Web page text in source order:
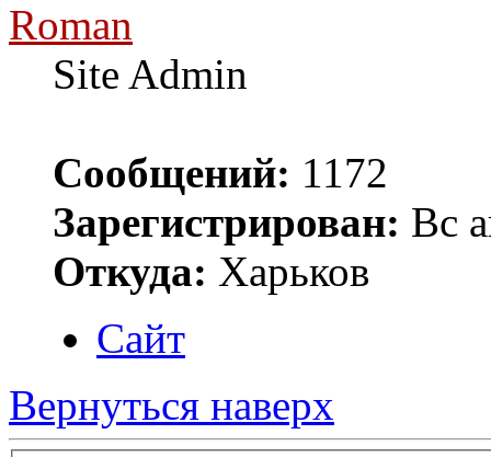
Roman
Site Admin
Сообщений: 1172
Зарегистрирован: Вс
Откуда: Харьков
Сайт
Вернуться наверх